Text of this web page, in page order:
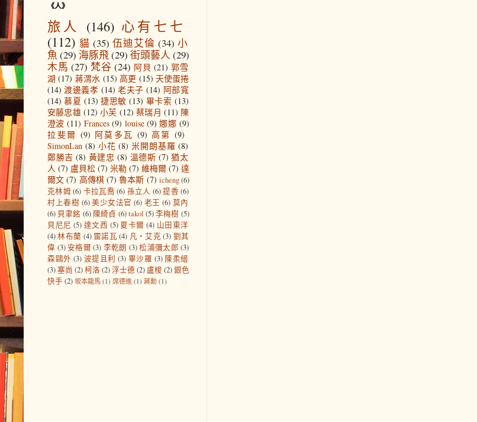
《人》
旅人 (146) 心有七七
(112) 貓 (35) 伍迪艾倫 (34) 小
魚 (29) 海豚飛(29) 街頭藝人 (29)
木馬 (27) 梵谷 (24) 阿貝 (21) 郭雪
湖 (17) 蔣渭水 (15) 高更 (15) 天使蛋捲
(14) 渡邊義孝 (14) 老夫子 (14) 阿部寬
(14) 慕夏 (13) 捷思敏 (13) 畢卡索 (13)
安藤忠雄 (12) 小芙 (12) 蔡瑞月 (11) 陳
澄波 (11) Frances (9) louise (9) 娜娜 (9)
拉斐爾 (9) 阿莫多瓦 (9) 高第 (9)
SimonLan (8) 小花 (8) 米開朗基羅 (8)
鄭勝吉 (8) 黃建忠 (8) 溫德斯 (7) 猶太
人 (7) 盧貝松 (7) 米勒 (7) 維梅爾 (7) 達
爾文 (7) 高傳棋 (7) 魯本斯 (7) icheng(6)
克林姆 (6) 卡拉瓦喬 (6) 孫立人 (6)提香 (6)
村上春樹 (6) 美少女法官 (6) 老王 (6) 莫內
(6) 貝聿銘 (6) 陳綺貞 (6) takol (5)李梅樹 (5)
貝尼尼 (5) 達文西 (5) 夏卡爾 (4) 山田東洋
(4)林布蘭 (4) 雷諾瓦 (4) 凡‧艾克 (3) 劉其
偉 (3)安格爾 (3) 李乾朗 (3)松浦彌太郎 (3)
森鷗外 (3) 波提且利 (3) 畢沙羅 (3) 陳柔縉
(3)塞尚 (2)柯洛 (2)浮士德 (2) 盧梭 (2)銀色
快手 (2) 坂本龍馬 (1) 席德進 (1) 蔣勳 (1)